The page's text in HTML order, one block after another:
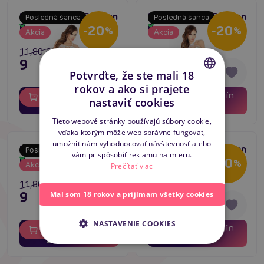
Posledná šanca
Akcia
-20%
01 09 hodín
Bodystocking Passion
BS024 biely
Skladom
11,80 €
9,44 €
Posledná šanca
Akcia
-20%
01 dní hodín
Bodystocking Passion
BS022 biely
Skladom
Do košíka
Posledná šanca
Akcia
-20 %
01 hodín
20
Bodystocking Passion
BS021 biely
Skladom
11,80 €
9,44 €
Do košíka
Posledná šanca
-20%
01 dní hodín
minút
Bodystocking Passion
BS020 biely
Skladom
11,80 €
9,44 €
CZECH
ENGLISH
Potvrďte, že ste mali 18
rokov a ako si prajete
nastaviť cookies
Tieto webové stránky používajú súbory cookie,
vďaka ktorým môže web správne fungovať,
umožniť nám vyhodnocovať návštevnosť alebo
vám prispôsobiť reklamu na mieru.
Prečítať viac
Mal som 18 rokov a prijímam všetky cookies
NASTAVENIE COOKIES